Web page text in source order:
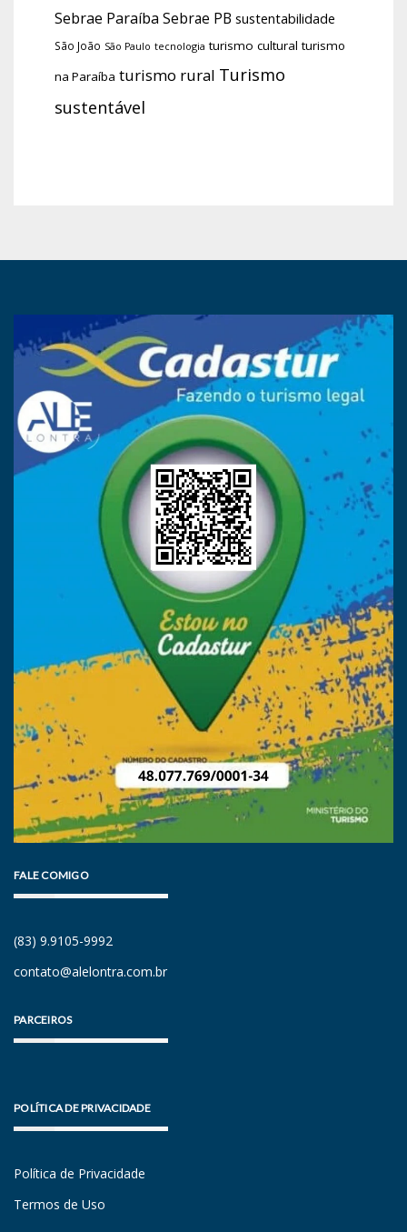
Sebrae Paraíba Sebrae PB sustentabilidade
São João São Paulo tecnologia turismo cultural turismo
na Paraíba turismo rural Turismo
sustentável
FALE COMIGO
(83) 9.9105-9992
contato@alelontra.com.br
PARCEIROS
POLÍTICA DE PRIVACIDADE
Política de Privacidade
Termos de Uso